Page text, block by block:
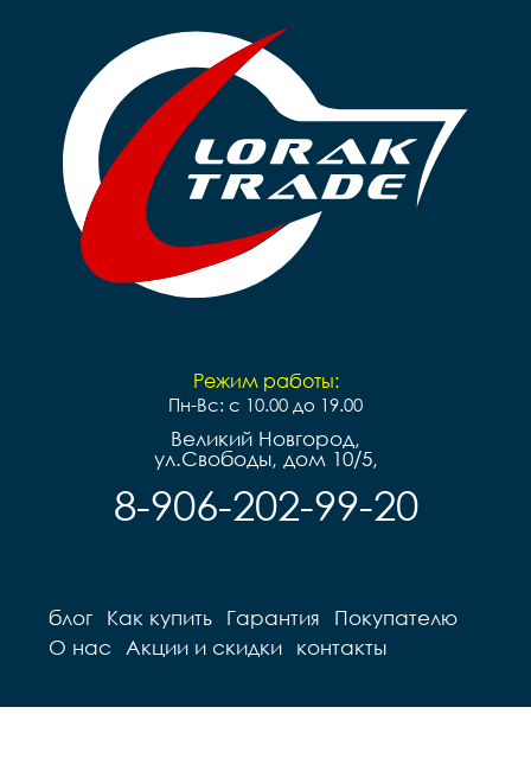
Режим работы:
Пн-Вс: с 10.00 до 19.00
Великий Новгород,
ул.Свободы, дом 10/5,
8-906-202-99-20
блог Как купить Гарантия
Покупателю
О нас
Акции и скидки контакты